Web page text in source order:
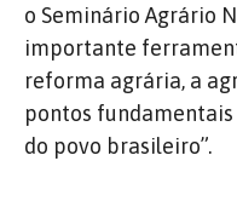
o Seminário Agrário
importante
reforma agrária, a
pontos
do povo brasileiro”.